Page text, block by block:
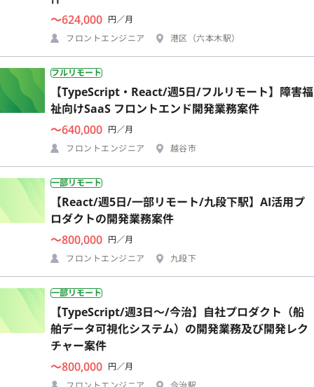
〜624,000 円／月
フロントエンジニア
港区（六本木駅）
フルリモート
【TypeScript・React/週5日/フルリモート】障害福
祉向けSaaS フロントエンド開発業務案件
〜640,000 円／月
フロントエンジニア
越谷市
一部リモート
【React/週5日/一部リモート/九段下駅】AI活用プ
ロダクトの開発業務案件
〜800,000 円／月
フロントエンジニア
九段下
一部リモート
【TypeScript/週3日〜/今治】自社プロダクト（船
舶データ可視化システム）の開発業務及び開発レク
チャー案件
〜800,000 円／月